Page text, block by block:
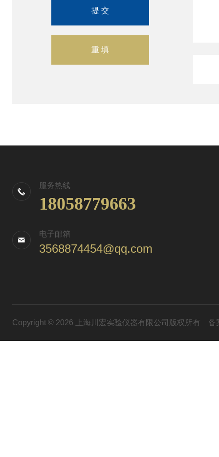
服务热线
18058779663
电子邮箱
3568874454@qq.com
Copyright © 2026 上海川宏实验仪器有限公司版权所有 备